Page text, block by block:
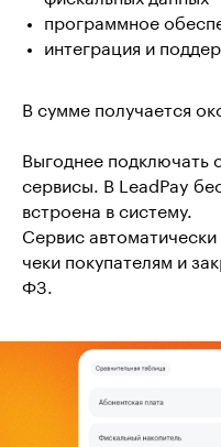
программное
интеграция и
В сумме получается
Выгоднее подключать
сервисы. В LeadPay
встроена в систему.
Сервис
чеки покупателям и
ФЗ.